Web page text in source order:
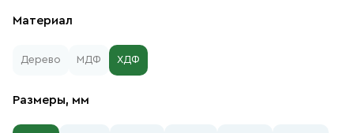
Материал
Дерево МДФ ХДФ
Размеры, мм